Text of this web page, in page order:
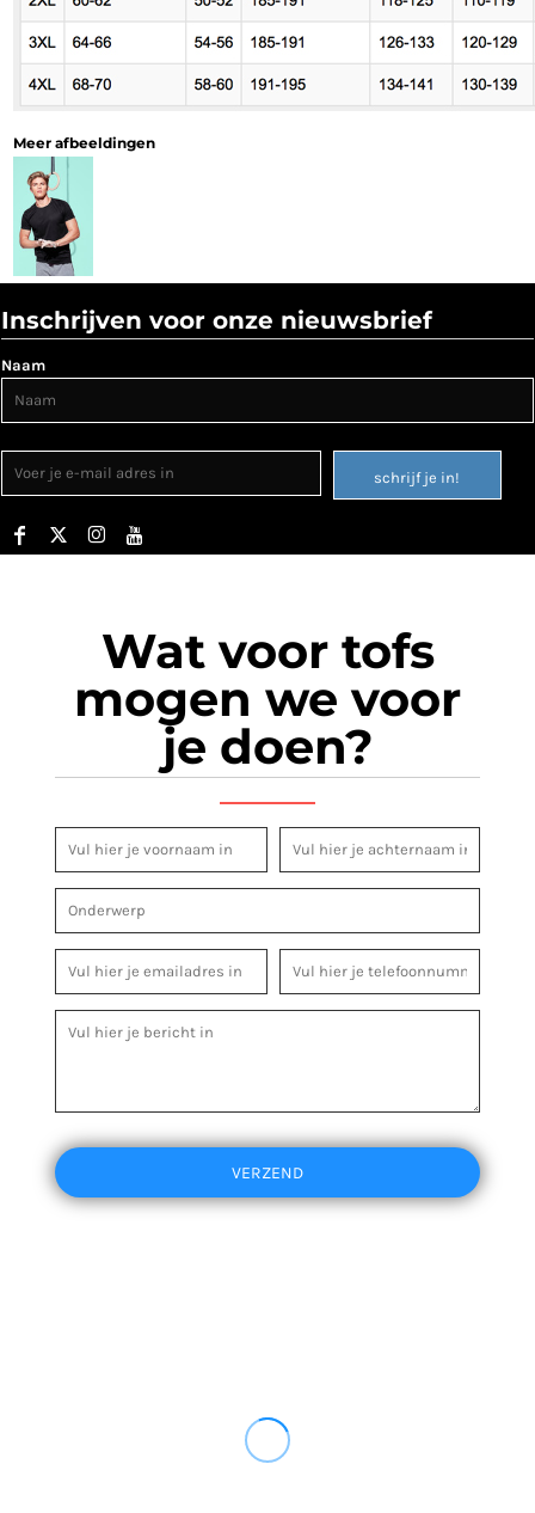
Meer afbeeldingen
Inschrijven voor onze nieuwsbrief
Naam
schrijf je in!
Wat voor tofs
mogen we voor
je doen?
VERZEND